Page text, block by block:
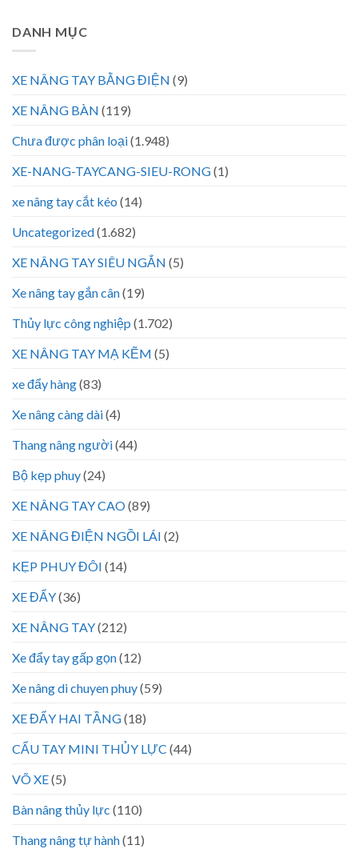
DANH MỤC
XE NÂNG TAY BẰNG ĐIỆN (9)
XE NÂNG BÀN (119)
Chưa được phân loại(1.948)
XE-NANG-TAYCANG-SIEU-RONG(1)
xe nâng tay cắt kéo (14)
Uncategorized(1.682)
XE NÂNG TAY SIÊU NGẮN (5)
Xe nâng tay gắn cân(19)
Thủy lực công nghiệp (1.702)
XE NÂNG TAY MẠ KẼM (5)
xe đẩy hàng(83)
Xe nâng càng dài(4)
Thang nâng người(44)
Bộ kẹp phuy(24)
XE NÂNG TAY CAO(89)
XE NÂNG ĐIỆN NGỒI LÁI (2)
KẸP PHUY ĐÔI (14)
XE ĐẨY(36)
XE NÂNG TAY(212)
Xe đẩy tay gấp gọn(12)
Xe nâng di chuyen phuy(59)
XE ĐẨY HAI TẦNG(18)
CẨU TAY MINI THỦY LỰC (44)
VÕ XE(5)
Bàn nâng thủy lực (110)
Thang nâng tự hành(11)